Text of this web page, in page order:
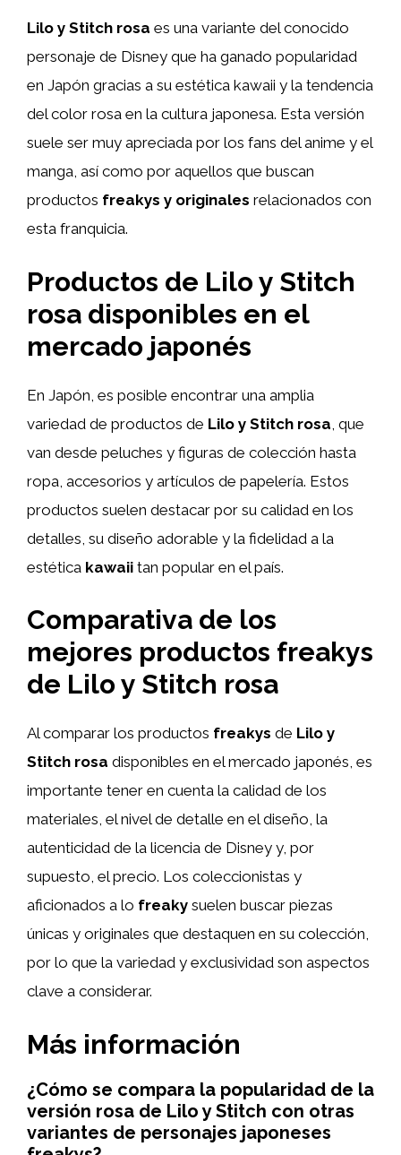
Lilo y Stitch rosa es una variante del conocido
personaje de Disney que ha ganado popularidad
en Japón gracias a su estética kawaii y la tendencia
del color rosa en la cultura japonesa. Esta versión
suele ser muy apreciada por los fans del anime y el
manga, así como por aquellos que buscan
productos freakys y originales relacionados con
esta franquicia.
Productos de Lilo y Stitch
rosa disponibles en el
mercado japonés
En Japón, es posible encontrar una amplia
variedad de productos de Lilo y Stitch rosa , que
van desde peluches y figuras de colección hasta
ropa, accesorios y artículos de papelería. Estos
productos suelen destacar por su calidad en los
detalles, su diseño adorable y la fidelidad a la
estética kawaii tan popular en el país.
Comparativa de los
mejores productos freakys
de Lilo y Stitch rosa
Al comparar los productos freakys de Lilo y
Stitch rosa disponibles en el mercado japonés, es
importante tener en cuenta la calidad de los
materiales, el nivel de detalle en el diseño, la
autenticidad de la licencia de Disney y, por
supuesto, el precio. Los coleccionistas y
aficionados a lo freaky suelen buscar piezas
únicas y originales que destaquen en su colección,
por lo que la variedad y exclusividad son aspectos
clave a considerar.
Más información
¿Cómo se compara la popularidad de la
versión rosa de Lilo y Stitch con otras
variantes de personajes japoneses